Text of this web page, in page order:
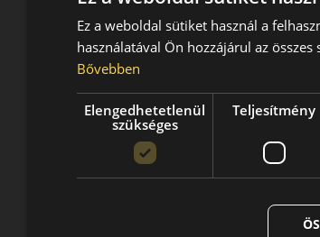
Ez a weboldal sütiket használ a
használatával Ön hozzájárul az
Bővebben
Elengedhetetlenül
szükséges
Teljesítmény